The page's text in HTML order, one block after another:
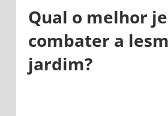
Qual o melhor
combater a
jardim?